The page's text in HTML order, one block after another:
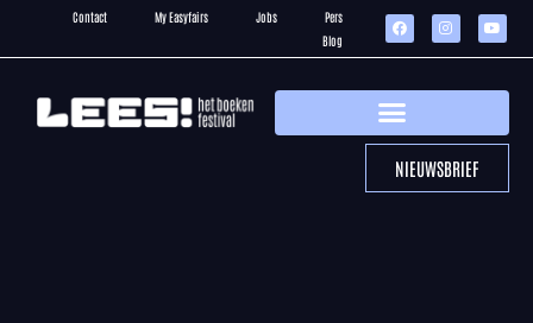
Contact My Easyfairs Jobs
Pers
Blog
NIEUWSBRIEF